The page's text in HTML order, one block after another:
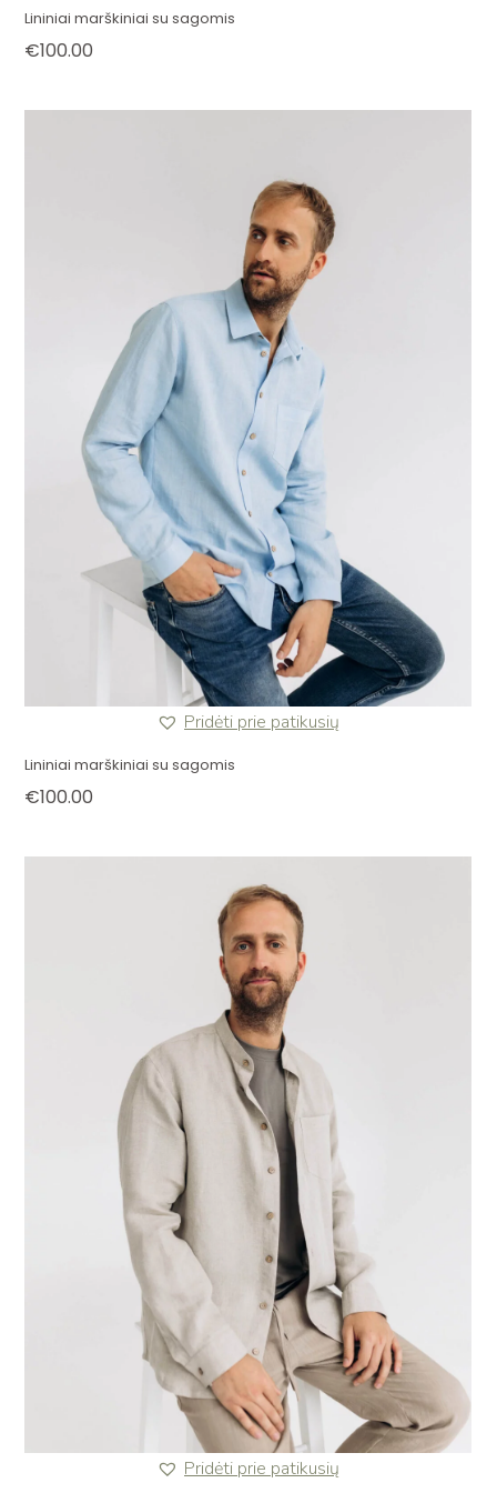
Lininiai marškiniai su sagomis
€100.00
Pridėti prie patikusių
Lininiai marškiniai su sagomis
€100.00
Pridėti prie patikusių